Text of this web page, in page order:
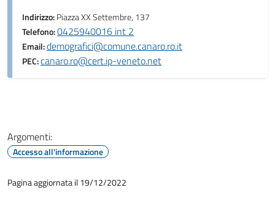
Indirizzo:Piazza XX Settembre, 137
Telefono:0425940016 int 2
Email:demografici@comune.canaro.ro.it
PEC:canaro.ro@cert.ip-veneto.net
Argomenti:
Accesso all'informazione
Pagina aggiornata il 19/12/2022